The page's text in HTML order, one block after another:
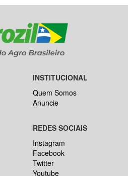
INSTITUCIONAL
Quem Somos
Anuncie
REDES SOCIAIS
Instagram
Facebook
Twitter
Youtube